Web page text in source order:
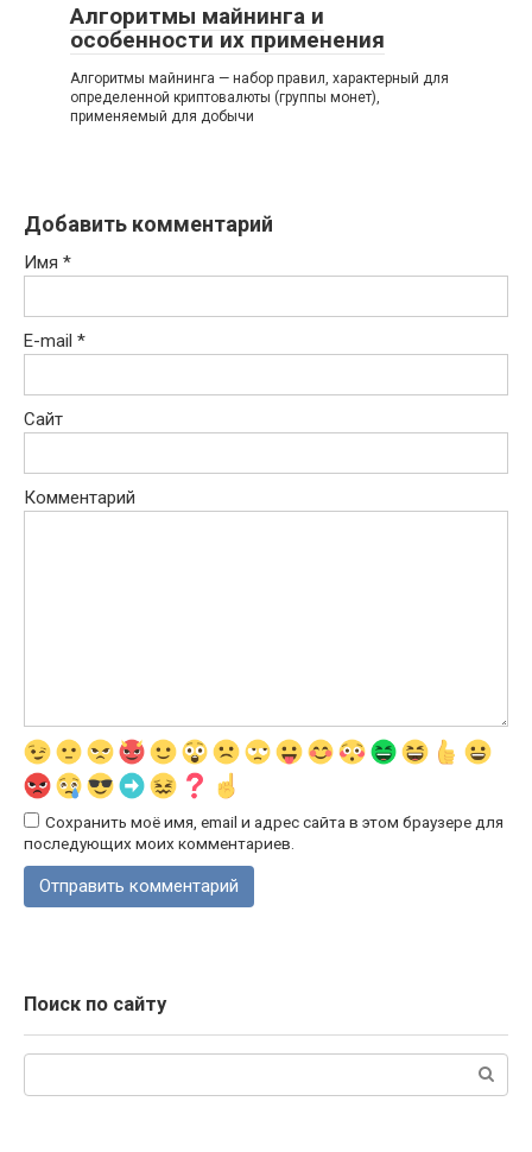
Алгоритмы майнинга и
особенности их применения
Алгоритмы майнинга — набор правил, характерный для
определенной криптовалюты (группы монет),
применяемый для добычи
Добавить комментарий
Имя *
E-mail *
Сайт
Комментарий
Сохранить моё имя, email и адрес сайта в этом браузере для
последующих моих комментариев.
Поиск по сайту